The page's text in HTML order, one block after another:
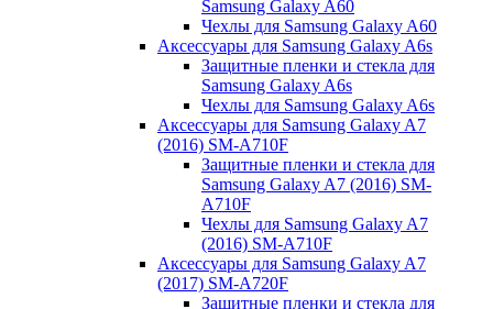
Samsung Galaxy A60
Чехлы для Samsung Galaxy A60
Аксессуары для Samsung Galaxy A6s
Защитные пленки и стекла для
Samsung Galaxy A6s
Чехлы для Samsung Galaxy A6s
Аксессуары для Samsung Galaxy A7
(2016) SM-A710F
Защитные пленки и стекла для
Samsung Galaxy A7 (2016) SM-
A710F
Чехлы для Samsung Galaxy A7
(2016) SM-A710F
Аксессуары для Samsung Galaxy A7
(2017) SM-A720F
Защитные пленки и стекла для